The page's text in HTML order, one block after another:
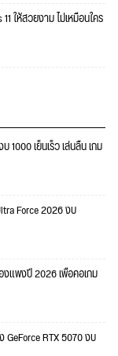
ให้สวยงาม ไม่เหมือนใคร
1000 เย็นเร็ว เล่นลื่น เกม
Force 2026 งบ
แพงปี 2026 เพื่อคอเกม
GeForce RTX 5070 งบ